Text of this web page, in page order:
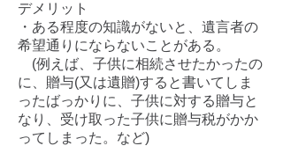
デメリット
・ある程度の知識がないと、遺言者の
希望通りにならないことがある。
(例えば、子供に相続させたかったの
に、贈与(又は遺贈)すると書いてしま
ったばっかりに、子供に対する贈与と
なり、受け取った子供に贈与税がかか
ってしまった。など)